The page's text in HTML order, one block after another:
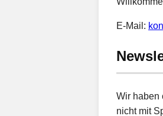
E-Mail:
Wir haben
nicht mit